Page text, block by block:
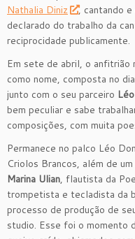
Nathalia Diniz
, cantando
declarado do trabalho da
reciprocidade publicamente.
Em sete de abril, o anfitrião
como nome, composta no dia
junto com o seu parceiro
bem peculiar e sabe
composições, com muita
Permanece no palco Léo
Criolos Brancos, além de
Marina Ulian, flautista da
trompetista e tecladista da
processo de produção de
studio. Esse foi o momento